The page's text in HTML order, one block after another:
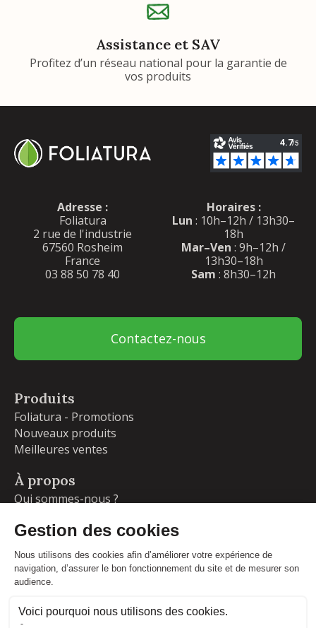
Assistance et SAV
Profitez d’un réseau national pour la garantie de
vos produits
Adresse :
Foliatura
2 rue de l'industrie
67560 Rosheim
France
03 88 50 78 40
Horaires :
Lun : 10h–12h / 13h30–
18h
Mar–Ven : 9h–12h /
13h30–18h
Sam : 8h30–12h
Contactez-nous
Produits
Foliatura - Promotions
Nouveaux produits
Meilleures ventes
À propos
Qui sommes-nous ?
Livraisons et retours
Blog
Votre compte
Commandes